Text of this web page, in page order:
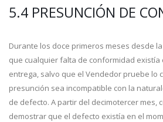
5.4 PRESUNCIÓN DE
Durante los doce primeros meses desde
que cualquier falta de conformidad existía
entrega, salvo que el Vendedor pruebe lo
presunción sea incompatible con la
de defecto. A partir del decimotercer mes,
demostrar que el defecto existía en el